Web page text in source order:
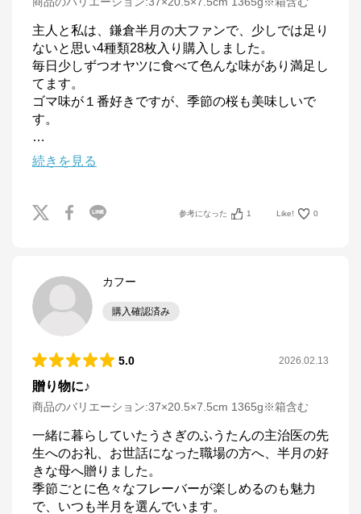
主人と私は、鎌倉半月の大ファンで、少しでは足り
ないと思い4種類28枚入り購入しました。
毎日少しずつオヤツに食べて色んな味があり満足し
てます。
ゴマ味が１番好きですが、季節の桜も美味しいで
…
続きを見る
参考になった 1 Like! 0
カフー
購入確認済み
5.0 2026.02.13
贈り物に♪
商品のバリエーション:37×20.5×7.5cm 1365g※箱含む
一緒に暮らしていたうさぎのふうたんの主治医の先
生へのお礼、お世話になった職場の方へ、半月の好
きな母へ贈りました。
季節ごとに色々なフレーバーが楽しめるのも魅力
で、いつも半月を選んでいます。